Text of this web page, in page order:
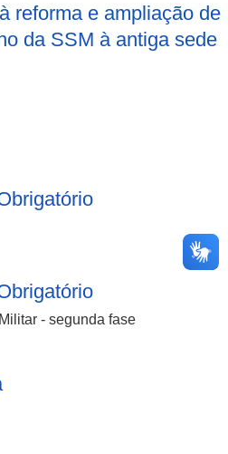
reforma e ampliação de
da SSM à antiga sede
- segunda fase